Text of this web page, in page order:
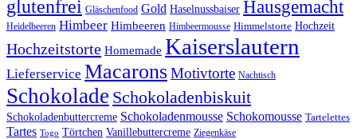
glutenfrei Gläschenfood Gold Haselnussbaiser Hausgemacht
Heidelbeeren Himbeer Himbeeren Himbeermousse Himmelstorte Hochzeit
Hochzeitstorte Homemade Kaiserslautern
Lieferservice MacaronsMotivtorte Nachtisch
Schokolade Schokoladenbiskuit
Schokoladenbuttercreme Schokoladenmousse Schokomousse Tartelettes
Tartes Togo Törtchen Vanillebuttercreme Ziegenkäse